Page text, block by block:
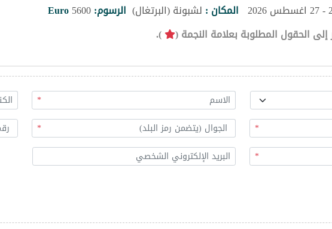
المكان : لشبونة (البرتغال) الرسوم:5600
Euro
الحقول المطلوبة بعلامة النجمة (
).
*
*
*
*